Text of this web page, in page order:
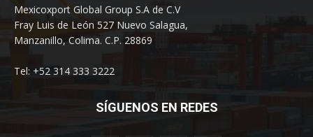
Mexicoxport Global Group S.A de C.V
Fray Luis de León 527 Nuevo Salagua,
Manzanillo, Colima. C.P. 28869
Tel: +52 314 333 3222
SÍGUENOS EN REDES